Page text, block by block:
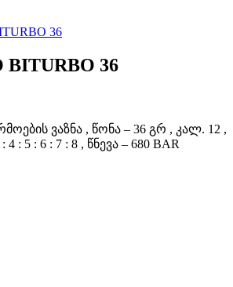
BITURBO 36
ვაზნა , წონა – 36 გრ , კალ. 12 ,
4 : 5 : 6 : 7 : 8 , წნევა – 680 BAR